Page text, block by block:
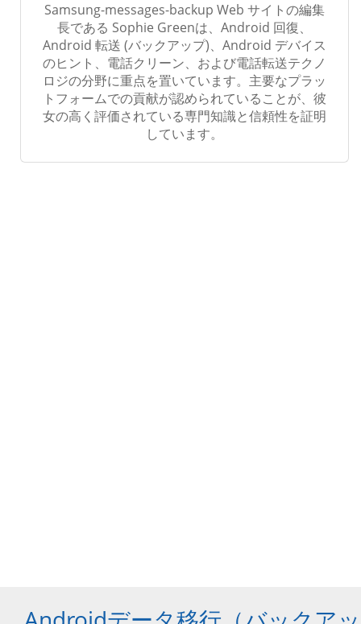
Samsung-messages-backup Web サイトの編集
長である Sophie Greenは、Android 回復、
Android 転送 (バックアップ)、Android デバイス
のヒント、電話クリーン、および電話転送テクノ
ロジの分野に重点を置いています。主要なプラッ
トフォームでの貢献が認められていることが、彼
女の高く評価されている専門知識と信頼性を証明
しています。